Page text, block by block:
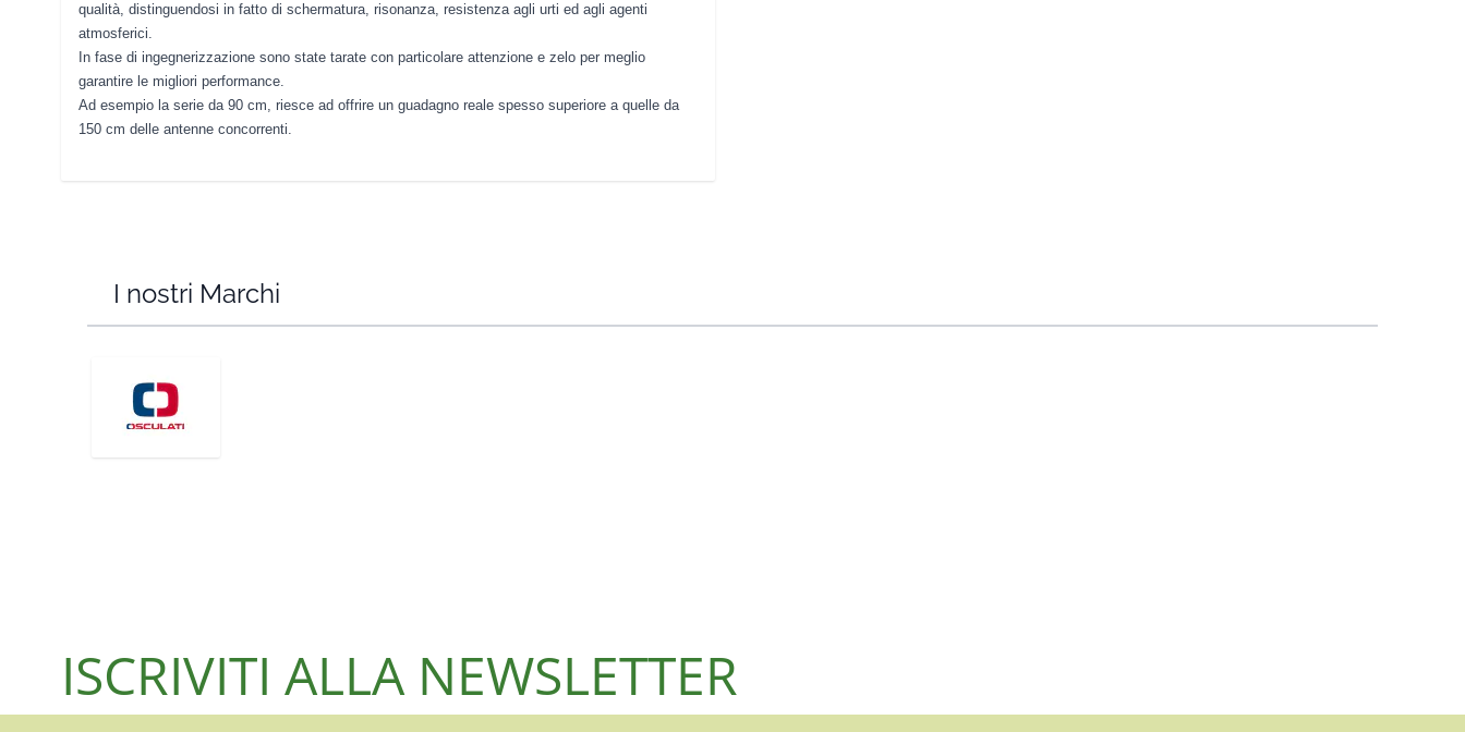
qualità, distinguendosi in fatto di schermatura, risonanza, resistenza agli urti ed agli agenti
atmosferici.
In fase di ingegnerizzazione sono state tarate con particolare attenzione e zelo per meglio
garantire le migliori performance.
Ad esempio la serie da 90 cm, riesce ad offrire un guadagno reale spesso superiore a quelle da
150 cm delle antenne concorrenti.
I nostri Marchi
ISCRIVITI ALLA NEWSLETTER